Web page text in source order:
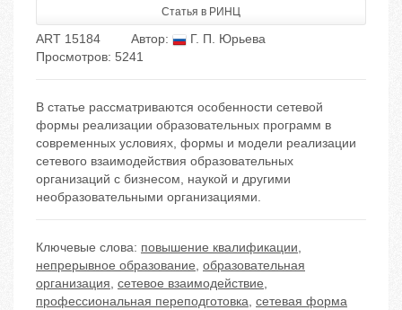
Статья в РИНЦ
ART 15184 Автор:
Г. П. Юрьева
Просмотров: 5241
В статье рассматриваются особенности сетевой
формы реализации образовательных программ в
современных условиях, формы и модели реализации
сетевого взаимодействия образовательных
организаций с бизнесом, наукой и другими
необразовательными организациями.
Ключевые слова: повышение квалификации,
непрерывное образование, образовательная
организация, сетевое взаимодействие,
профессиональная переподготовка, сетевая форма